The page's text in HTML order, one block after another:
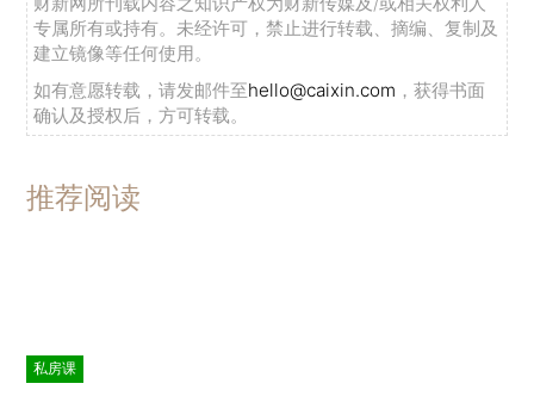
专属所有或持有。未经许可，禁止进行转载、摘编、复制及
建立镜像等任何使用。
如有意愿转载，请发邮件至hello@caixin.com ，获得书面
确认及授权后，方可转载。
推荐阅读
私房课